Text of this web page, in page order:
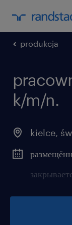
produkcja
k/m/n.
kielce,